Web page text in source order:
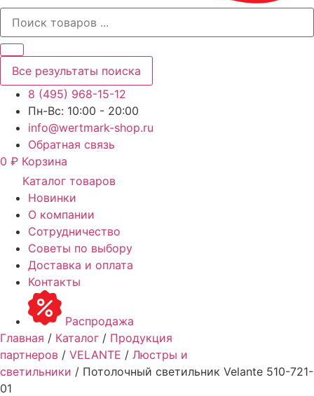
Все результаты поиска
8 (495) 968-15-12
Пн-Вс: 10:00 - 20:00
info@wertmark-shop.ru
Обратная связь
0 ₽ Корзина
Каталог товаров
Новинки
О компании
Сотрудничество
Советы по выбору
Доставка и оплата
Контакты
Распродажа
Главная / Каталог / Продукция
партнеров / VELANTE / Люстры и
светильники / Потолочный светильник Velante 510-721-
01